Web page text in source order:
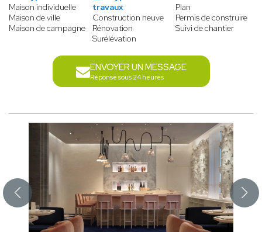
Maison individuelle
Maison de ville
Maison de campagne
travaux
Construction neuve
Rénovation
Surélévation
Plan
Permis de construire
Suivi de chantier
ENVOYER UN MESSAGE
Réponse sous 24 heures